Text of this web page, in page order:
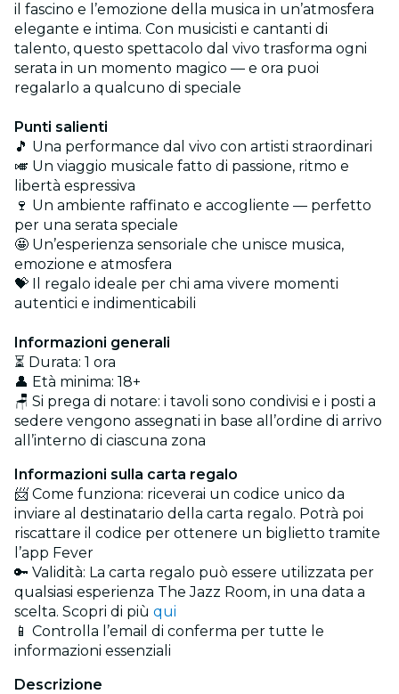
il fascino e l’emozione della musica in un’atmosfera
elegante e intima. Con musicisti e cantanti di
talento, questo spettacolo dal vivo trasforma ogni
serata in un momento magico — e ora puoi
regalarlo a qualcuno di speciale
Punti salienti
🎵 Una performance dal vivo con artisti straordinari
🎺 Un viaggio musicale fatto di passione, ritmo e
libertà espressiva
🍷 Un ambiente raffinato e accogliente — perfetto
per una serata speciale
🤩 Un’esperienza sensoriale che unisce musica,
emozione e atmosfera
💝 Il regalo ideale per chi ama vivere momenti
autentici e indimenticabili
Informazioni generali
⏳ Durata: 1 ora
👤 Età minima: 18+
🪑 Si prega di notare: i tavoli sono condivisi e i posti a
sedere vengono assegnati in base all’ordine di arrivo
all’interno di ciascuna zona
Informazioni sulla carta regalo
📨 Come funziona: riceverai un codice unico da
inviare al destinatario della carta regalo. Potrà poi
riscattare il codice per ottenere un biglietto tramite
l’app Fever
🔑 Validità: La carta regalo può essere utilizzata per
qualsiasi esperienza The Jazz Room, in una data a
scelta. Scopri di più qui
📱 Controlla l’email di conferma per tutte le
informazioni essenziali
Descrizione